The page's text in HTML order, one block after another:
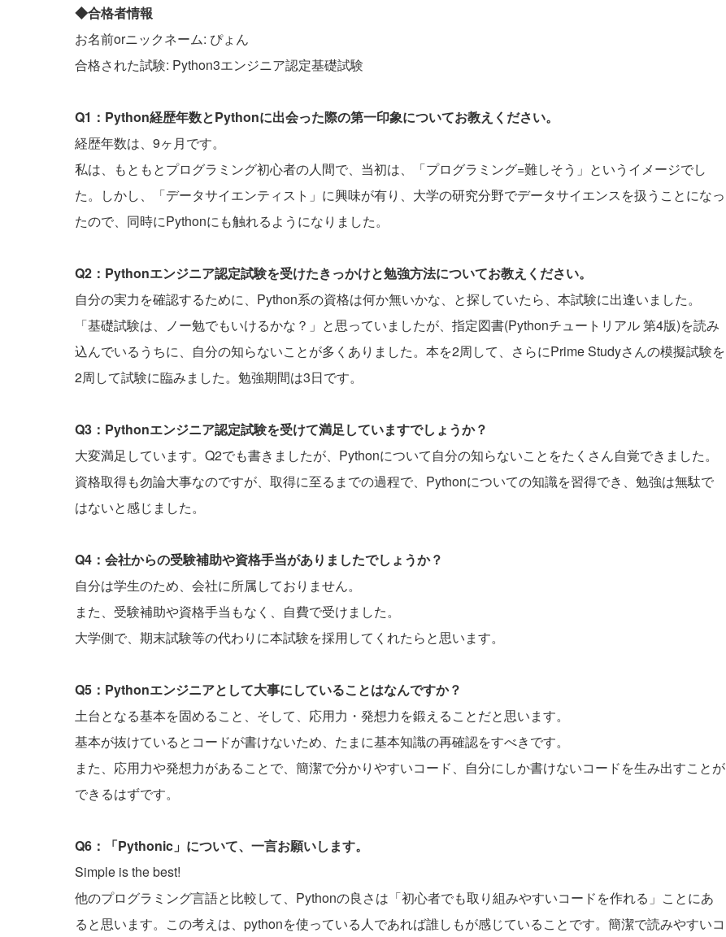
◆合格者情報
お名前orニックネーム: ぴょん
合格された試験: Python3エンジニア認定基礎試験
Q1：Python経歴年数とPythonに出会った際の第一印象についてお教えください。
経歴年数は、9ヶ月です。
私は、もともとプログラミング初心者の人間で、当初は、「プログラミング=難しそう」というイメージでし
た。しかし、「データサイエンティスト」に興味が有り、大学の研究分野でデータサイエンスを扱うことになっ
たので、同時にPythonにも触れるようになりました。
Q2：Pythonエンジニア認定試験を受けたきっかけと勉強方法についてお教えください。
自分の実力を確認するために、Python系の資格は何か無いかな、と探していたら、本試験に出逢いました。
「基礎試験は、ノー勉でもいけるかな？」と思っていましたが、指定図書(Pythonチュートリアル 第4版)を読み
込んでいるうちに、自分の知らないことが多くありました。本を2周して、さらにPrime Studyさんの模擬試験を
2周して試験に臨みました。勉強期間は3日です。
Q3：Pythonエンジニア認定試験を受けて満足していますでしょうか？
大変満足しています。Q2でも書きましたが、Pythonについて自分の知らないことをたくさん自覚できました。
資格取得も勿論大事なのですが、取得に至るまでの過程で、Pythonについての知識を習得でき、勉強は無駄で
はないと感じました。
Q4：会社からの受験補助や資格手当がありましたでしょうか？
自分は学生のため、会社に所属しておりません。
また、受験補助や資格手当もなく、自費で受けました。
大学側で、期末試験等の代わりに本試験を採用してくれたらと思います。
Q5：Pythonエンジニアとして大事にしていることはなんですか？
土台となる基本を固めること、そして、応用力・発想力を鍛えることだと思います。
基本が抜けているとコードが書けないため、たまに基本知識の再確認をすべきです。
また、応用力や発想力があることで、簡潔で分かりやすいコード、自分にしか書けないコードを生み出すことが
できるはずです。
Q6：「Pythonic」について、一言お願いします。
Simple is the best!
他のプログラミング言語と比較して、Pythonの良さは「初心者でも取り組みやすいコードを作れる」ことにあ
ると思います。この考えは、pythonを使っている人であれば誰しもが感じていることです。簡潔で読みやすいコ